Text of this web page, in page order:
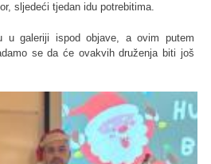
sljedeći tjedan idu potrebitima.
u galeriji ispod objave, a ovim putem
se da će ovakvih druženja biti još